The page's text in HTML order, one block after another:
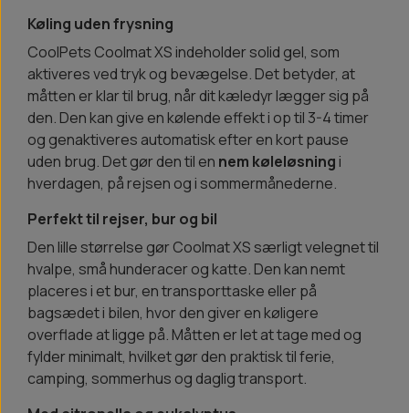
Køling uden frysning
CoolPets Coolmat XS indeholder solid gel, som
aktiveres ved tryk og bevægelse. Det betyder, at
måtten er klar til brug, når dit kæledyr lægger sig på
den. Den kan give en kølende effekt i op til 3-4 timer
og genaktiveres automatisk efter en kort pause
uden brug. Det gør den til en nem køleløsning i
hverdagen, på rejsen og i sommermånederne.
Perfekt til rejser, bur og bil
Den lille størrelse gør Coolmat XS særligt velegnet til
hvalpe, små hunderacer og katte. Den kan nemt
placeres i et bur, en transporttaske eller på
bagsædet i bilen, hvor den giver en køligere
overflade at ligge på. Måtten er let at tage med og
fylder minimalt, hvilket gør den praktisk til ferie,
camping, sommerhus og daglig transport.